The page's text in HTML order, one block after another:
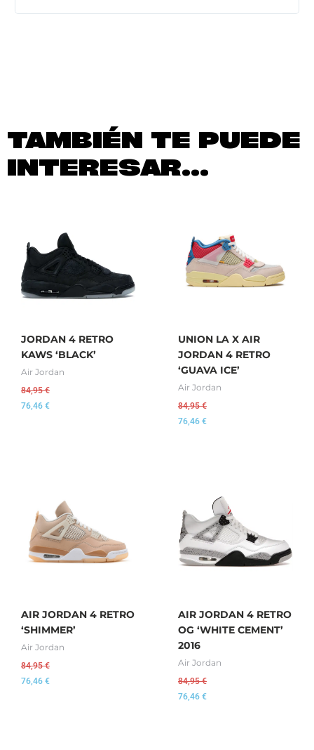
TAMBIÉN TE PUEDE
INTERESAR...
JORDAN 4 RETRO
KAWS ‘BLACK’
Air Jordan
84,95€
76,46 €
UNION LA X AIR
JORDAN 4 RETRO
‘GUAVA ICE’
Air Jordan
84,95€
76,46 €
AIR JORDAN 4 RETRO
‘SHIMMER’
Air Jordan
84,95€
76,46 €
AIR JORDAN 4 RETRO
OG ‘WHITE CEMENT’
2016
Air Jordan
84,95€
76,46 €